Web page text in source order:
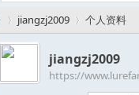
›
jiangzj2009 个人资料
jiangzj2009
https://